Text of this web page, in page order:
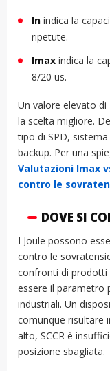
In indica la
ripetute.
Imax indica la
8/20 us.
Un valore elevato
la scelta migliore.
tipo di SPD,
backup. Per una
Valutazioni Imax
contro le
DOVE SI
I Joule possono
contro le
confronti di prodotti
essere il parametro
industriali. Un
comunque risultare
alto, SCCR è
posizione sbagliata.